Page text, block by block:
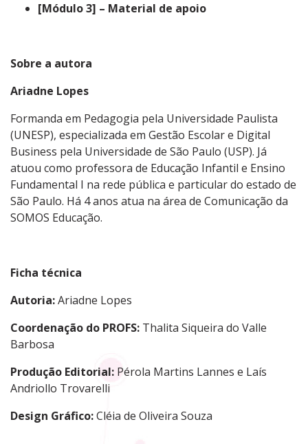
[Módulo 3] – Material de apoio
Sobre a autora
Ariadne Lopes
Formanda em Pedagogia pela Universidade Paulista
(UNESP), especializada em Gestão Escolar e Digital
Business pela Universidade de São Paulo (USP). Já
atuou como professora de Educação Infantil e Ensino
Fundamental I na rede pública e particular do estado de
São Paulo. Há 4 anos atua na área de Comunicação da
SOMOS Educação.
Ficha técnica
Autoria:Ariadne Lopes
Coordenação do PROFS: Thalita Siqueira do Valle
Barbosa
Produção Editorial: Pérola Martins Lannes e Laís
Andriollo Trovarelli
Design Gráfico:Cléia de Oliveira Souza